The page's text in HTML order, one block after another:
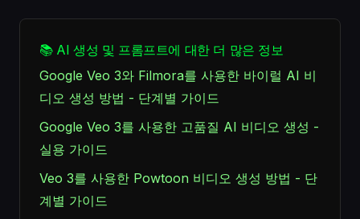
📚 AI 생성 및 프롬프트에 대한 더 많은 정보
Google Veo 3와 Filmora를 사용한 바이럴 AI 비
디오 생성 방법 - 단계별 가이드
Google Veo 3를 사용한 고품질 AI 비디오 생성 -
실용 가이드
Veo 3를 사용한 Powtoon 비디오 생성 방법 - 단
계별 가이드